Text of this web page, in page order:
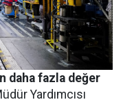
daha fazla değer
Yardımcısı